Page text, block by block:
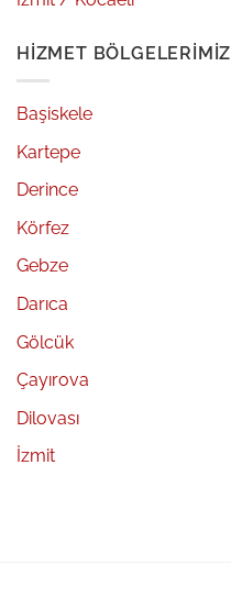
HIZMET BÖLGELERIMIZ
Başiskele
Kartepe
Derince
Körfez
Gebze
Darıca
Gölcük
Çayırova
Dilovası
İzmit